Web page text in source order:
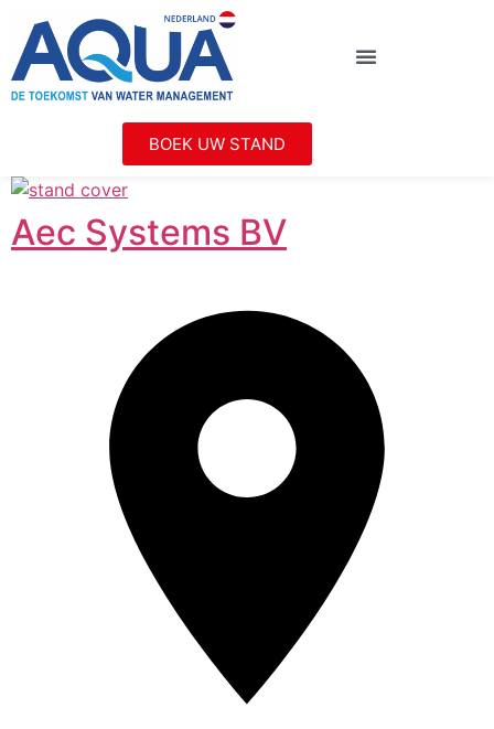
BOEK UW STAND
Aec Systems BV